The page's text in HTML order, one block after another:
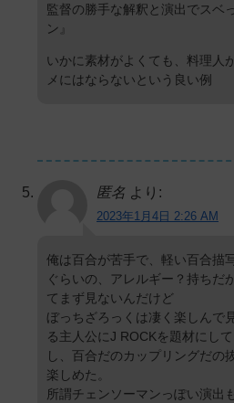
監督の勝手な解釈と演出でスベ
ン』
いかに素材がよくても、料理人
メにはならないという良い例
匿名 より:
2023年1月4日 2:26 AM
俺は百合が苦手で、軽い百合描
ぐらいの、アレルギー？持ちだ
てまず見ないんだけど
ぼっちざろっくは凄く楽しんで
る主人公にJ ROCKを題材にし
し、百合だのカップリングだの
楽しめた。
所謂チェンソーマンっぽい演出